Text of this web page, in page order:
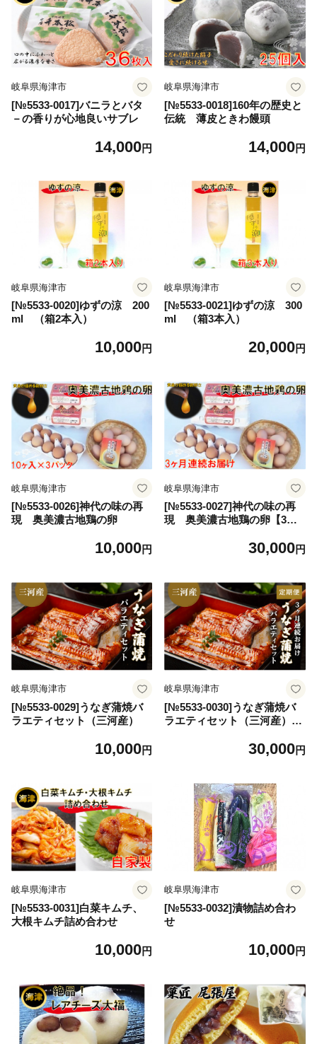
岐阜県海津市
[№5533-0017]バニラとバタ
－の香りが心地良いサブレ
14,000円
岐阜県海津市
[№5533-0018]160年の歴史と
伝統 薄皮ときわ饅頭
14,000円
岐阜県海津市
[№5533-0020]ゆずの涼 200
ml （箱2本入）
10,000円
岐阜県海津市
[№5533-0021]ゆずの涼 300
ml （箱3本入）
20,000円
岐阜県海津市
[№5533-0026]神代の味の再
現 奥美濃古地鶏の卵
10,000円
岐阜県海津市
[№5533-0027]神代の味の再
現 奥美濃古地鶏の卵【3ケ
30,000円
岐阜県海津市
[№5533-0029]うなぎ蒲焼バ
ラエティセット（三河産）
10,000円
岐阜県海津市
[№5533-0030]うなぎ蒲焼バ
ラエティセット（三河産）
30,000円
岐阜県海津市
[№5533-0031]白菜キムチ、
大根キムチ詰め合わせ
10,000円
岐阜県海津市
[№5533-0032]漬物詰め合わ
せ
10,000円